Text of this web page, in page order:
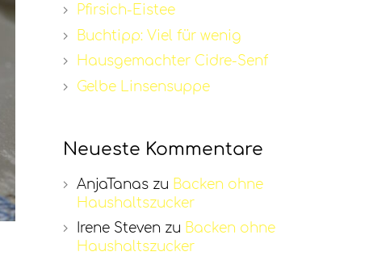
Pfirsich-Eistee
Buchtipp: Viel für wenig
Hausgemachter Cidre-Senf
Gelbe Linsensuppe
Neueste Kommentare
AnjaTanaszu Backen ohne
Haushaltszucker
Irene Steven zu Backen ohne
Haushaltszucker